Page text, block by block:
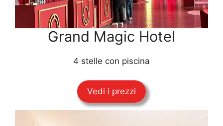
Grand Magic Hotel
4 stelle con piscina
Vedi i prezzi